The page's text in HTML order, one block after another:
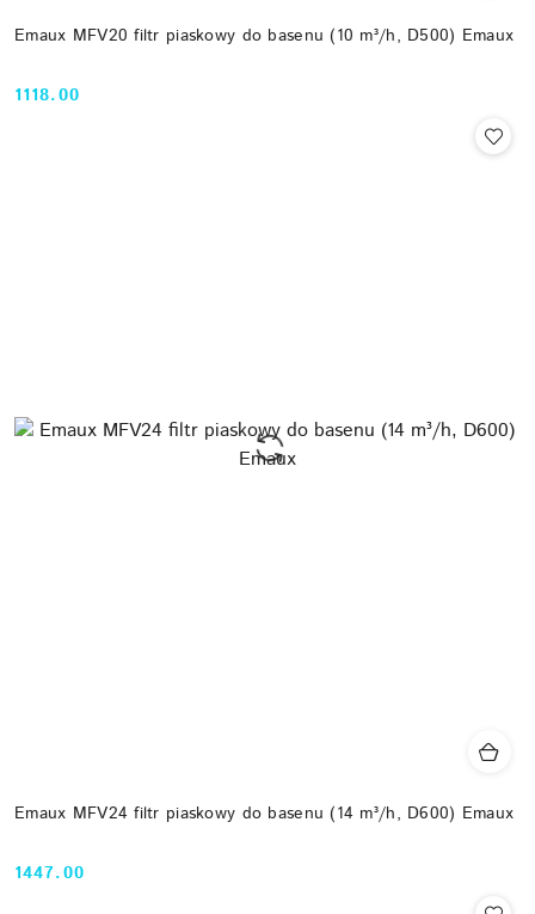
Emaux MFV20 filtr piaskowy do basenu (10 m³/h, D500) Emaux
Cena:
1118.00
Emaux MFV24 filtr piaskowy do basenu (14 m³/h, D600) Emaux
Cena:
1447.00